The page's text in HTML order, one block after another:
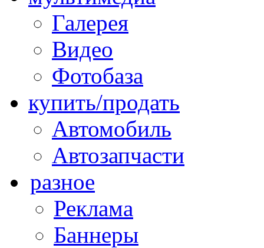
Галерея
Видео
Фотобаза
купить/продать
Автомобиль
Автозапчасти
разное
Реклама
Баннеры